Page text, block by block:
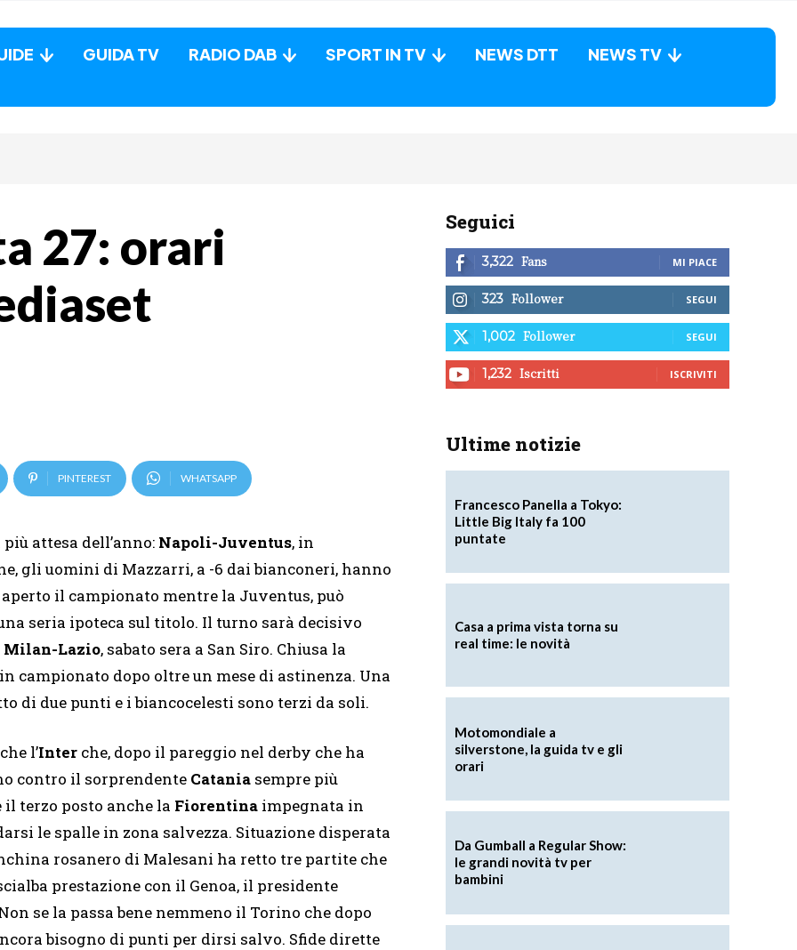
GUIDA TV RADIO DAB SPORT IN TV NEWS DTT
NEWS TV
27: orari
PINTEREST WHATSAPP
attesa dell’anno: Napoli-Juventus, in
gli uomini di Mazzarri, a -6 dai bianconeri, hanno
il campionato mentre la Juventus, può
seria ipoteca sul titolo. Il turno sarà decisivo
Milan-Lazio, sabato sera a San Siro. Chiusa la
campionato dopo oltre un mese di astinenza. Una
di due punti e i biancocelesti sono terzi da soli.
l’Inter che, dopo il pareggio nel derby che ha
contro il sorprendente Catania sempre più
terzo posto anche la Fiorentina impegnata in
le spalle in zona salvezza. Situazione disperata
rosanero di Malesani ha retto tre partite che
prestazione con il Genoa, il presidente
se la passa bene nemmeno il Torino che dopo
bisogno di punti per dirsi salvo. Sfide dirette
Seguici
3,322 Fans MI PIACE
323 Follower SEGUI
1,002 Follower SEGUI
1,232 Iscritti ISCRIVITI
Ultime notizie
Francesco Panella a Tokyo:
Little Big Italy fa 100
puntate
Casa a prima vista torna su
real time: le novità
Motomondiale a
silverstone, la guida tv e gli
orari
Da Gumball a Regular Show:
le grandi novità tv per
bambini